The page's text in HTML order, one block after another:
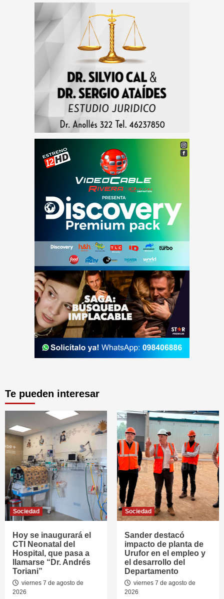
Te pueden interesar
Sociedad
Hoy se inaugurará el
CTI Neonatal del
Hospital, que pasa a
llamarse “Dr. Andrés
Toriani”
viernes 7 de agosto de
2026
Sociedad
Sander destacó
impacto de planta de
Urufor en el empleo y
el desarrollo del
Departamento
viernes 7 de agosto de
2026